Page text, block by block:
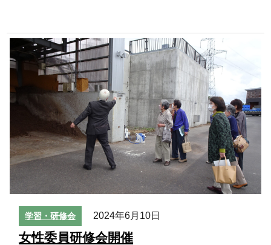
学習・研修会 2024年6月10日
女性委員研修会開催